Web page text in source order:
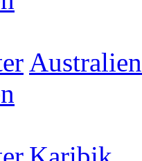
Australien